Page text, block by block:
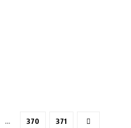
… 370 371